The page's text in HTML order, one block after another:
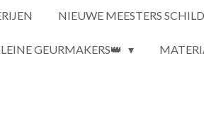
NIEUWE MEESTERS
GEURMAKERS👑